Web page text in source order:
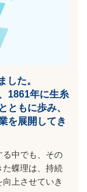
した。
1861年に生糸
ともに歩み、
を展開してき
る中でも、その
た蝶理は、持続
上させていき